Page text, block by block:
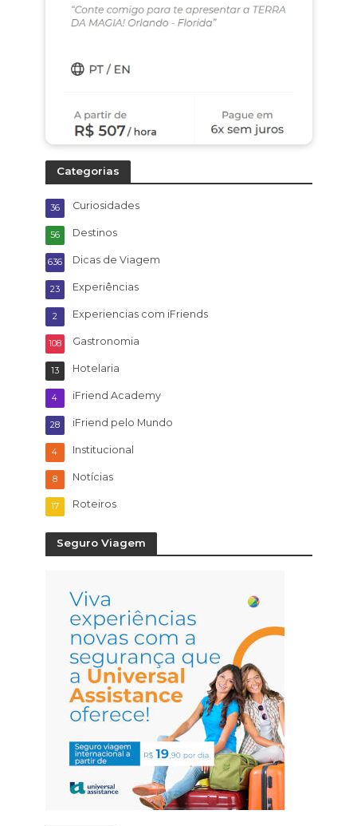
Categorias
Curiosidades
36
Destinos
56
Dicas de Viagem
636
Experiências
23
Experiencias com iFriends
2
Gastronomia
108
Hotelaria
13
iFriend Academy
4
iFriend pelo Mundo
28
Institucional
4
Notícias
8
Roteiros
17
Seguro Viagem